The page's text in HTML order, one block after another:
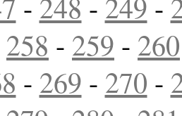
258 - 259 - 260
- 269 - 270 -